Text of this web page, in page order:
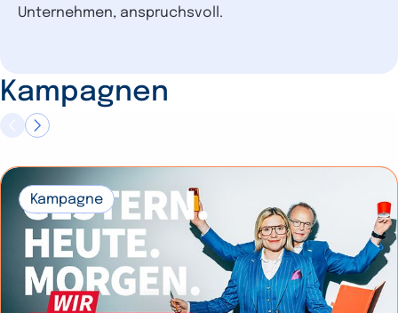
Unternehmen, anspruchsvoll.
Kampagnen
Kampagne